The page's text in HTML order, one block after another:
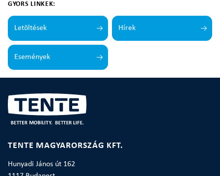
GYORS LINKEK:
Letöltések Hírek
Események
TENTE MAGYARORSZÁG KFT.
Hunyadi János út 162